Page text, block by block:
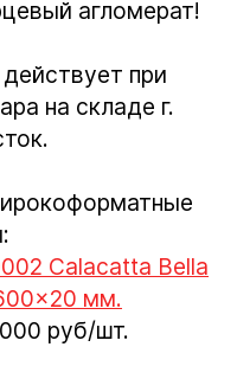
агломерат!
при
на складе г.
Calacatta Bella
мм.
руб/шт.